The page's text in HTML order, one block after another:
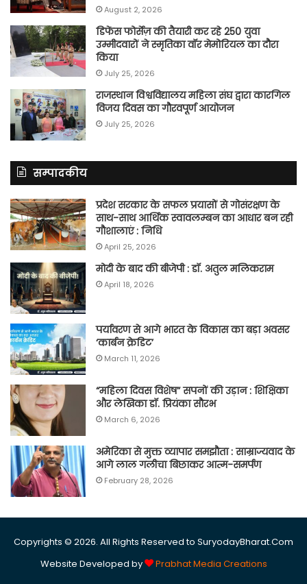
August 2, 2026
डिफेंस फोर्सेज़ की तैयारी कर रहे 250 युवा
उम्मीदवारों ने स्मृतिका वॉर मेमोरियल का दौरा
किया
July 25, 2026
राजस्थान विश्वविद्यालय महिला संघ द्वारा कारगिल
विजय दिवस का गौरवपूर्ण आयोजन
July 25, 2026
सम्पादकीय
प्रदेश सरकार के सफल प्रयासों से गोसंरक्षण के
साथ-साथ आर्थिक स्वावलम्बन का आधार बन रही
गौशालाएं : निधि
April 25, 2026
मोदी के बाद की बीजेपी : डॉ. अतुल मलिकराम
April 18, 2026
पर्यावरण से आगे भारत के विकास का बड़ा अवसर
‘कार्बन क्रेडिट’
March 11, 2026
“महिला दिवस विशेष” सपनों की उड़ान : शिक्षिका
और लेखिका डॉ. प्रियंका सौरभ
March 6, 2026
अमेरिका से मुक्त व्यापार समझौता : साम्राज्यवाद के
आगे लाल गलीचा बिछाकर आत्म-समर्पण
February 28, 2026
Copyrights © 2026. All Rights Reserved to SuryodayBharat.Com
Website Developed by
Prabhat Media Creations